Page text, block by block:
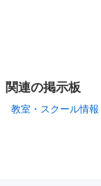
関連の掲示板
教室・スクール情報